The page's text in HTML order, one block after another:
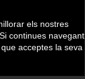
els nostres
continues navegant
acceptes la seva